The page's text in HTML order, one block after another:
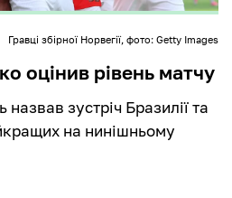
Гравці збірної Норвегії, фото: Getty Images
оцінив рівень матчу
зустріч Бразилії та
на нинішньому